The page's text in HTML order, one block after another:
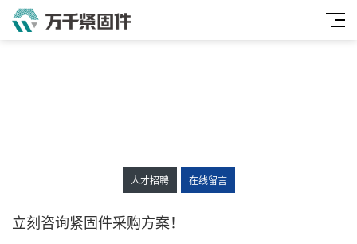
人才招聘 在线留言
立刻咨询紧固件采购方案！